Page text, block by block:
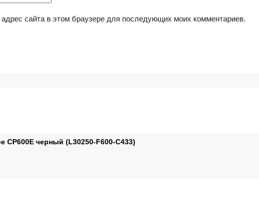
сайта в этом браузере для последующих моих комментариев.
CP600E черный (L30250-F600-C433)